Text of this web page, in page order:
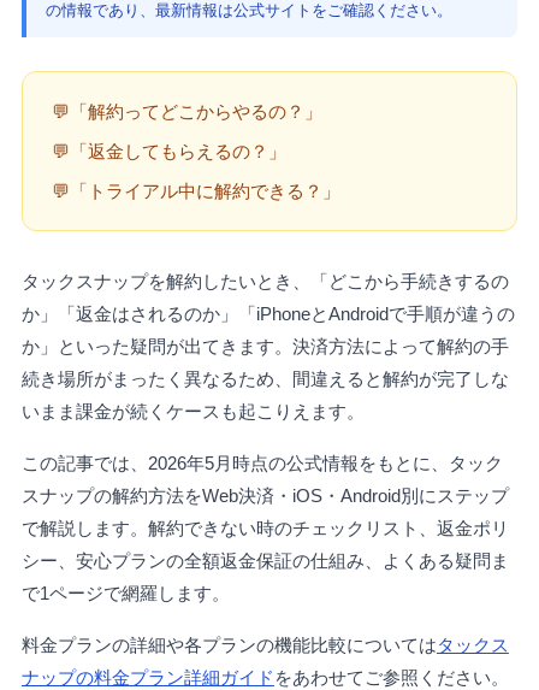
の情報であり、最新情報は公式サイトをご確認ください。
💬「解約ってどこからやるの？」
💬「返金してもらえるの？」
💬「トライアル中に解約できる？」
タックスナップを解約したいとき、「どこから手続きするの
か」「返金はされるのか」「iPhoneとAndroidで手順が違うの
か」といった疑問が出てきます。決済方法によって解約の手
続き場所がまったく異なるため、間違えると解約が完了しな
いまま課金が続くケースも起こりえます。
この記事では、2026年5月時点の公式情報をもとに、タック
スナップの解約方法をWeb決済・iOS・Android別にステップ
で解説します。解約できない時のチェックリスト、返金ポリ
シー、安心プランの全額返金保証の仕組み、よくある疑問ま
で1ページで網羅します。
料金プランの詳細や各プランの機能比較についてはタックス
ナップの料金プラン詳細ガイド をあわせてご参照ください。